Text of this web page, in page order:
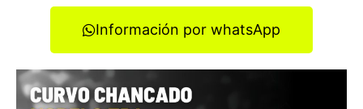
Información por whatsApp